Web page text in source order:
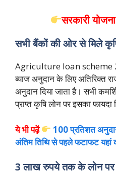
सरकारी योजना
सभी बैंकों की ओर से मिले
Agriculture loan scheme
ब्याज अनुदान के लिए अतिरिक्त
अनुदान दिया जाता है। सभी
प्राप्त कृषि लोन पर इसका फायदा
ये भी पढ़ें
100 प्रतिशत
अंतिम तिथि से पहले फटाफट
3 लाख रुपये तक के लोन पर